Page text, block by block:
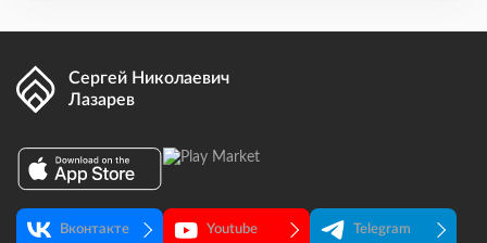
Сергей Николаевич
Лазарев
Вконтакте Youtube Telegram